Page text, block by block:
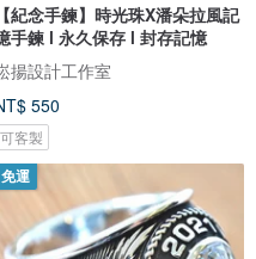
【紀念手鍊】時光珠X潘朵拉風記
手鍊 l 永久保存 l 封存記憶
揚設計工作室
550
可客製
免運